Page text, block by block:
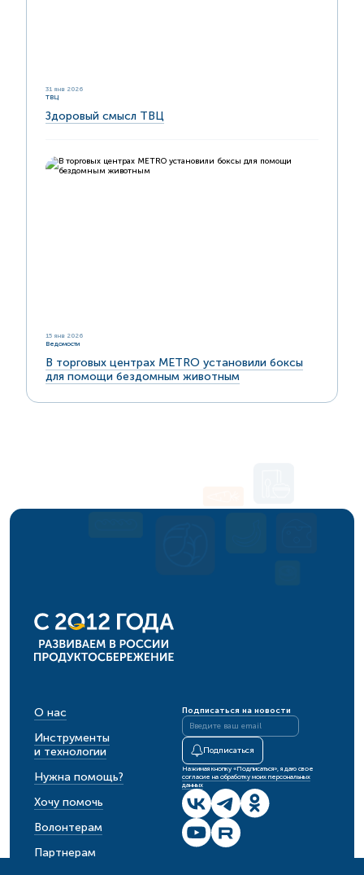
31 янв 2026
ТВЦ
Здоровый смысл ТВЦ
15 янв 2026
Ведомости
В торговых центрах METRO установили боксы
для помощи бездомным животным
О нас
Инструменты
и технологии
Нужна помощь?
Хочу помочь
Волонтерам
Партнерам
Подписаться на новости
Подписаться
Нажимая кнопку «Подписаться», я даю свое
согласие на обработку моих персональных
данных